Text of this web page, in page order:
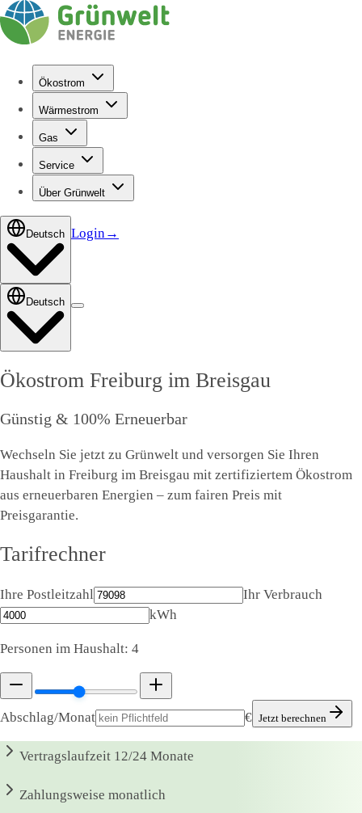
Ökostrom
Wärmestrom
Gas
Service
Über Grünwelt
Deutsch Login→
Deutsch
Ökostrom Freiburg im Breisgau
Günstig & 100% Erneuerbar
Wechseln Sie jetzt zu Grünwelt und versorgen Sie Ihren
Haushalt in Freiburg im Breisgau mit zertifiziertem Ökostrom
aus erneuerbaren Energien – zum fairen Preis mit
Preisgarantie.
Tarifrechner
Ihre Postleitzahl
Ihr Verbrauch
kWh
Personen im Haushalt: 4
Abschlag/Monat € Jetzt berechnen
Vertragslaufzeit 12/24 Monate
Zahlungsweise monatlich